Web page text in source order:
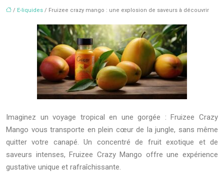
/ E-liquides / Fruizee crazy mango : une explosion de saveurs à découvrir
Imaginez un voyage tropical en une gorgée : Fruizee Crazy
Mango vous transporte en plein cœur de la jungle, sans même
quitter votre canapé. Un concentré de fruit exotique et de
saveurs intenses, Fruizee Crazy Mango offre une expérience
gustative unique et rafraîchissante.